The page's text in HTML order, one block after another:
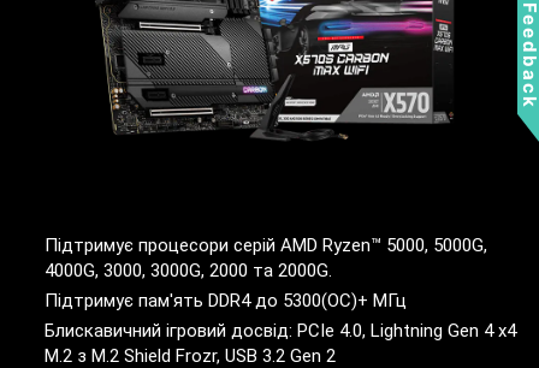
Підтримує процесори серій AMD Ryzen™ 5000, 5000G,
4000G, 3000, 3000G, 2000 та 2000G.
Підтримує пам'ять DDR4 до 5300(OC)+ МГц
Блискавичний ігровий досвід: PCIe 4.0, Lightning Gen 4 x4
M.2 з M.2 Shield Frozr, USB 3.2 Gen 2